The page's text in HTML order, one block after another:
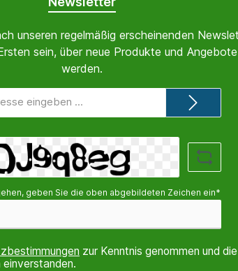
unseren regelmäßig erscheinenden
sein, über neue Produkte und
werden.
Mail-
Adresse*
geben Sie die oben abgebildeten Zeichen ein*
zur Kenntnis genommen und die
einverstanden.